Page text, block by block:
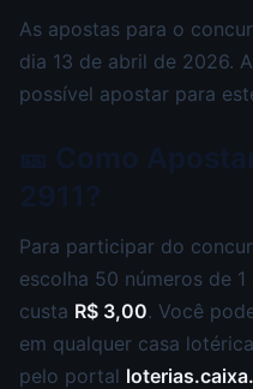
As apostas para o
dia 13 de abril de 2026.
possível apostar para
Para participar do
escolha 50 números de
custa R$ 3,00. Você
em qualquer casa
pelo portal